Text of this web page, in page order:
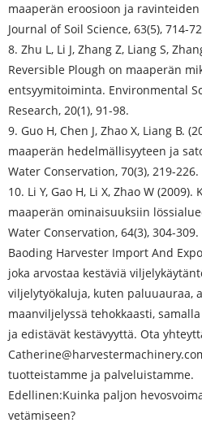
maaperän eroosioon ja
Journal of Soil Science, 63(5), 714-
8. Zhu L, Li J, Zhang Z, Liang S,
Reversible Plough on maaperän
entsyymitoiminta. Environmental
Research, 20(1), 91-98.
9. Guo H, Chen J, Zhao X, Liang B.
maaperän hedelmällisyyteen ja
Water Conservation, 70(3), 219-226.
10. Li Y, Gao H, Li X, Zhao W
maaperän ominaisuuksiin
Water Conservation, 64(3), 304-309.
Baoding Harvester Import And
joka arvostaa kestäviä
viljelytyökaluja, kuten paluuauraa,
maanviljelyssä tehokkaasti,
ja edistävät kestävyyttä. Ota
tuotteistamme ja palveluistamme.
Edellinen:Kuinka paljon
vetämiseen?